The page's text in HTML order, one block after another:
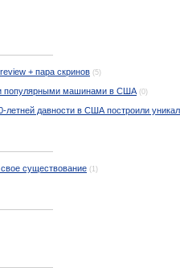
+ пара скринов (5)
популярными машинами в США (0)
летней давности в США построили
существование (1)